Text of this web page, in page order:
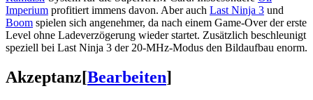
Imperium profitiert immens davon. Aber auch Last Ninja 3 und
Boom spielen sich angenehmer, da nach einem Game-Over der erste
Level ohne Ladeverzögerung wieder startet. Zusätzlich beschleunigt
speziell bei Last Ninja 3 der 20-MHz-Modus den Bildaufbau enorm.
Akzeptanz[Bearbeiten]